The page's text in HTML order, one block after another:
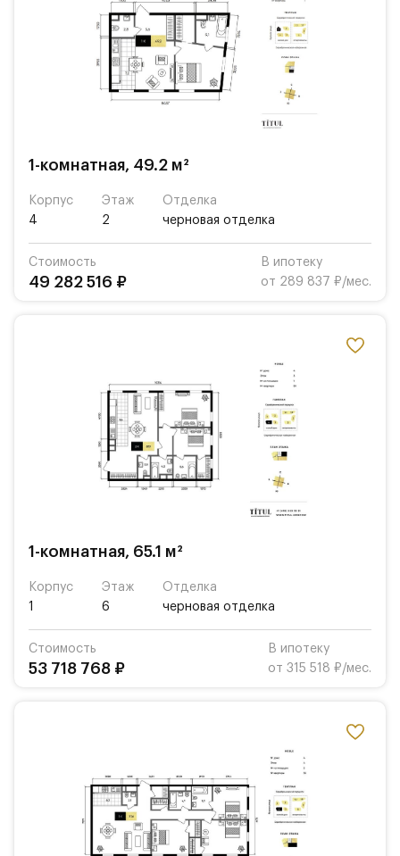
1-комнатная, 49.2 м²
Корпус
4
Этаж
2
Отделка
черновая отделка
Стоимость
49 282 516 ₽
В ипотеку
от 289 837 ₽/мес.
1-комнатная, 65.1 м²
Корпус
1
Этаж
6
Отделка
черновая отделка
Стоимость
53 718 768 ₽
В ипотеку
от 315 518 ₽/мес.